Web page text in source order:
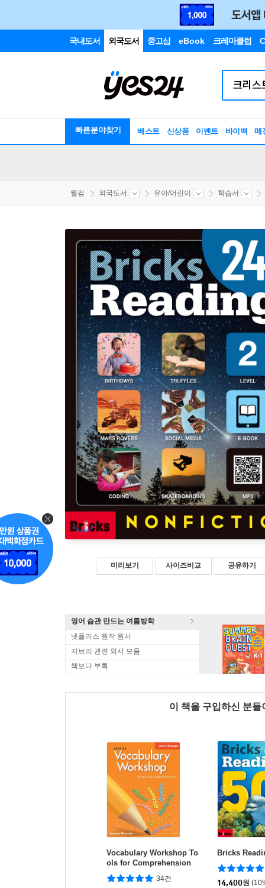
국내도서 외국도서 중고샵 eBook 크레마클럽
빠른분야찾기 베스트 신상품 이벤트 바이백 매
웰컴 외국도서 유아/어린이 학습서
미리보기 사이즈비교 공유하기
영어 습관 만드는 여름방학
넷플리스 원작 원서
지브리 관련 외서 모음
책보다 부록
이 책을 구입하신 분
Vocabulary Workshop To
ols for Comprehension
Orange (G-4) : Student B
ook
34건
Bricks
14,400원